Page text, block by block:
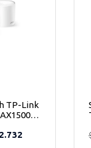
TP-Link
190